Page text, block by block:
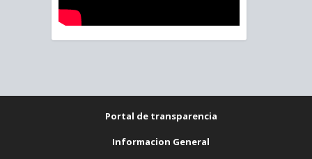
Portal de transparencia
Informacion General